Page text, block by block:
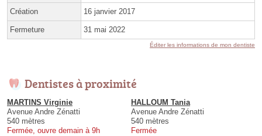
Création 16 janvier 2017
Fermeture 31 mai 2022
Éditer les informations de mon dentiste
Dentistes à proximité
MARTINS Virginie
Avenue Andre Zénatti
540 mètres
Fermée, ouvre demain à 9h
HALLOUM Tania
Avenue Andre Zénatti
540 mètres
Fermée